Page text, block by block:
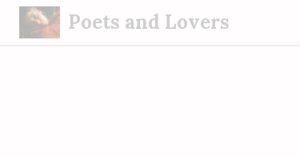
Poets and Lovers